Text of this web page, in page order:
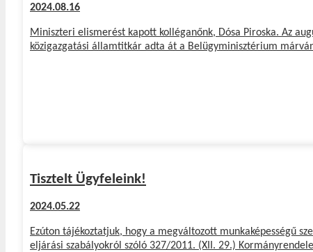
2024.08.16
Miniszteri elismerést kapott kolléganőnk, Dósa Piroska. Az
közigazgatási államtitkár adta át a Belügyminisztérium
Tisztelt Ügyfeleink!
2024.05.22
Ezúton tájékoztatjuk, hogy a megváltozott munkaképességű
eljárási szabályokról szóló 327/2011. (XII. 29.)